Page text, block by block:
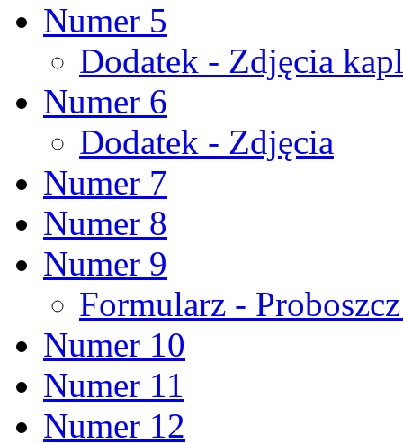
Numer 5
Dodatek - Zdjęcia
Numer 6
Dodatek - Zdjęcia
Numer 7
Numer 8
Numer 9
Formularz -
Numer 10
Numer 11
Numer 12